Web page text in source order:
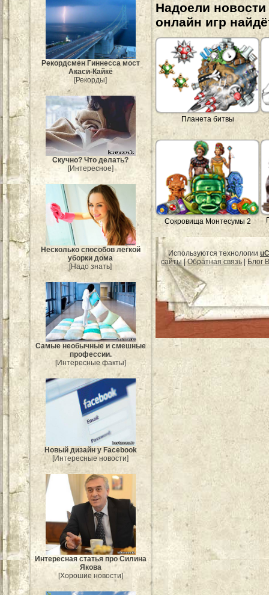
Рекордсмен Гиннесса мост
Акаси-Кайкё
[Рекорды]
Скучно? Что делать?
[Интересное]
Несколько способов легкой
уборки дома
[Надо знать]
Самые необычные и смешные
профессии.
[Интересные факты]
Новый дизайн у Facebook
[Интересные новости]
Интересная статья про Силина
Якова
[Хорошие новости]
Надоели
онлайн игр
Планета битвы
Сокровища Монтесумы 2
Используются технологии
сайты|Обратная связь Блог